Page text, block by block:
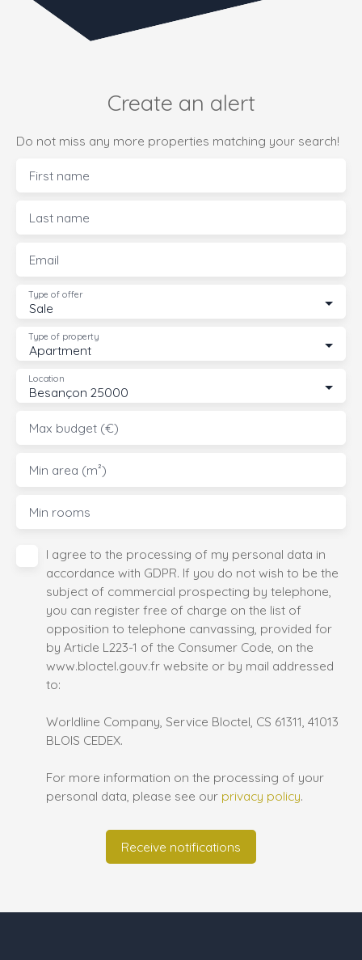
Create an alert
Do not miss any more properties matching your search!
First name
Last name
Email
Sale
Type of offer
Apartment
Type of property
Besançon 25000
Location
Max budget (€)
Min area (m²)
Min rooms
I agree to the processing of my personal data in
accordance with GDPR. If you do not wish to be the
subject of commercial prospecting by telephone,
you can register free of charge on the list of
opposition to telephone canvassing, provided for
by Article L223-1 of the Consumer Code, on the
www.bloctel.gouv.fr website or by mail addressed
to:
Worldline Company, Service Bloctel, CS 61311, 41013
BLOIS CEDEX.
For more information on the processing of your
personal data, please see our privacy policy.
Receive notifications